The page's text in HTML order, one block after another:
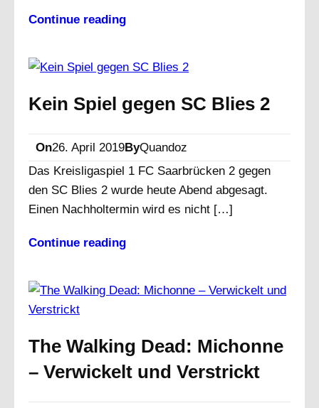
Continue reading
Kein Spiel gegen SC Blies 2
On26. April 2019ByQuandoz
Das Kreisligaspiel 1 FC Saarbrücken 2 gegen
den SC Blies 2 wurde heute Abend abgesagt.
Einen Nachholtermin wird es nicht […]
Continue reading
The Walking Dead: Michonne
– Verwickelt und Verstrickt